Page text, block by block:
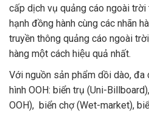
cấp dịch vụ quảng cáo ngoài trời
hạnh đồng hành cùng các nhãn
truyền thông quảng cáo ngoài
hàng một cách hiệu quả nhất.
Với nguồn sản phẩm dồi dào,
hình OOH: biển trụ (Uni-
OOH), biển chợ (Wet-market),